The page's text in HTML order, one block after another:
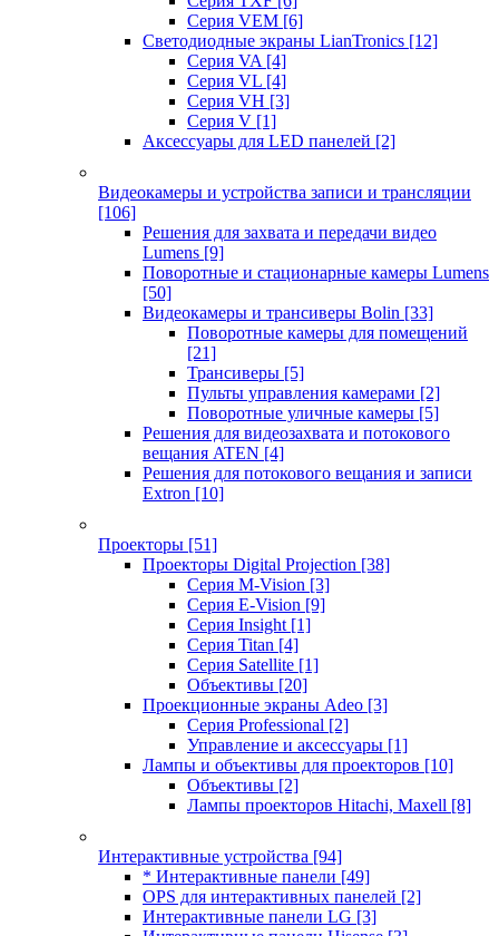
Серия VEM [6]
Светодиодные экраны LianTronics [12]
Серия VA [4]
Серия VL [4]
Серия VH [3]
Серия V [1]
Аксессуары для LED панелей [2]
Видеокамеры и устройства записи и трансляции
[106]
Решения для захвата и передачи видео
Lumens [9]
Поворотные и стационарные камеры Lumens
[50]
Видеокамеры и трансиверы Bolin [33]
Поворотные камеры для помещений
[21]
Трансиверы [5]
Пульты управления камерами [2]
Поворотные уличные камеры [5]
Решения для видеозахвата и потокового
вещания ATEN [4]
Решения для потокового вещания и записи
Extron [10]
Проекторы [51]
Проекторы Digital Projection [38]
Серия M-Vision [3]
Серия E-Vision [9]
Серия Insight [1]
Серия Titan [4]
Серия Satellite [1]
Объективы [20]
Проекционные экраны Adeo [3]
Серия Professional [2]
Управление и аксессуары [1]
Лампы и объективы для проекторов [10]
Объективы [2]
Лампы проекторов Hitachi, Maxell [8]
Интерактивные устройства [94]
* Интерактивные панели [49]
OPS для интерактивных панелей [2]
Интерактивные панели LG [3]